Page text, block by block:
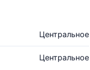
Центральное
Центральное